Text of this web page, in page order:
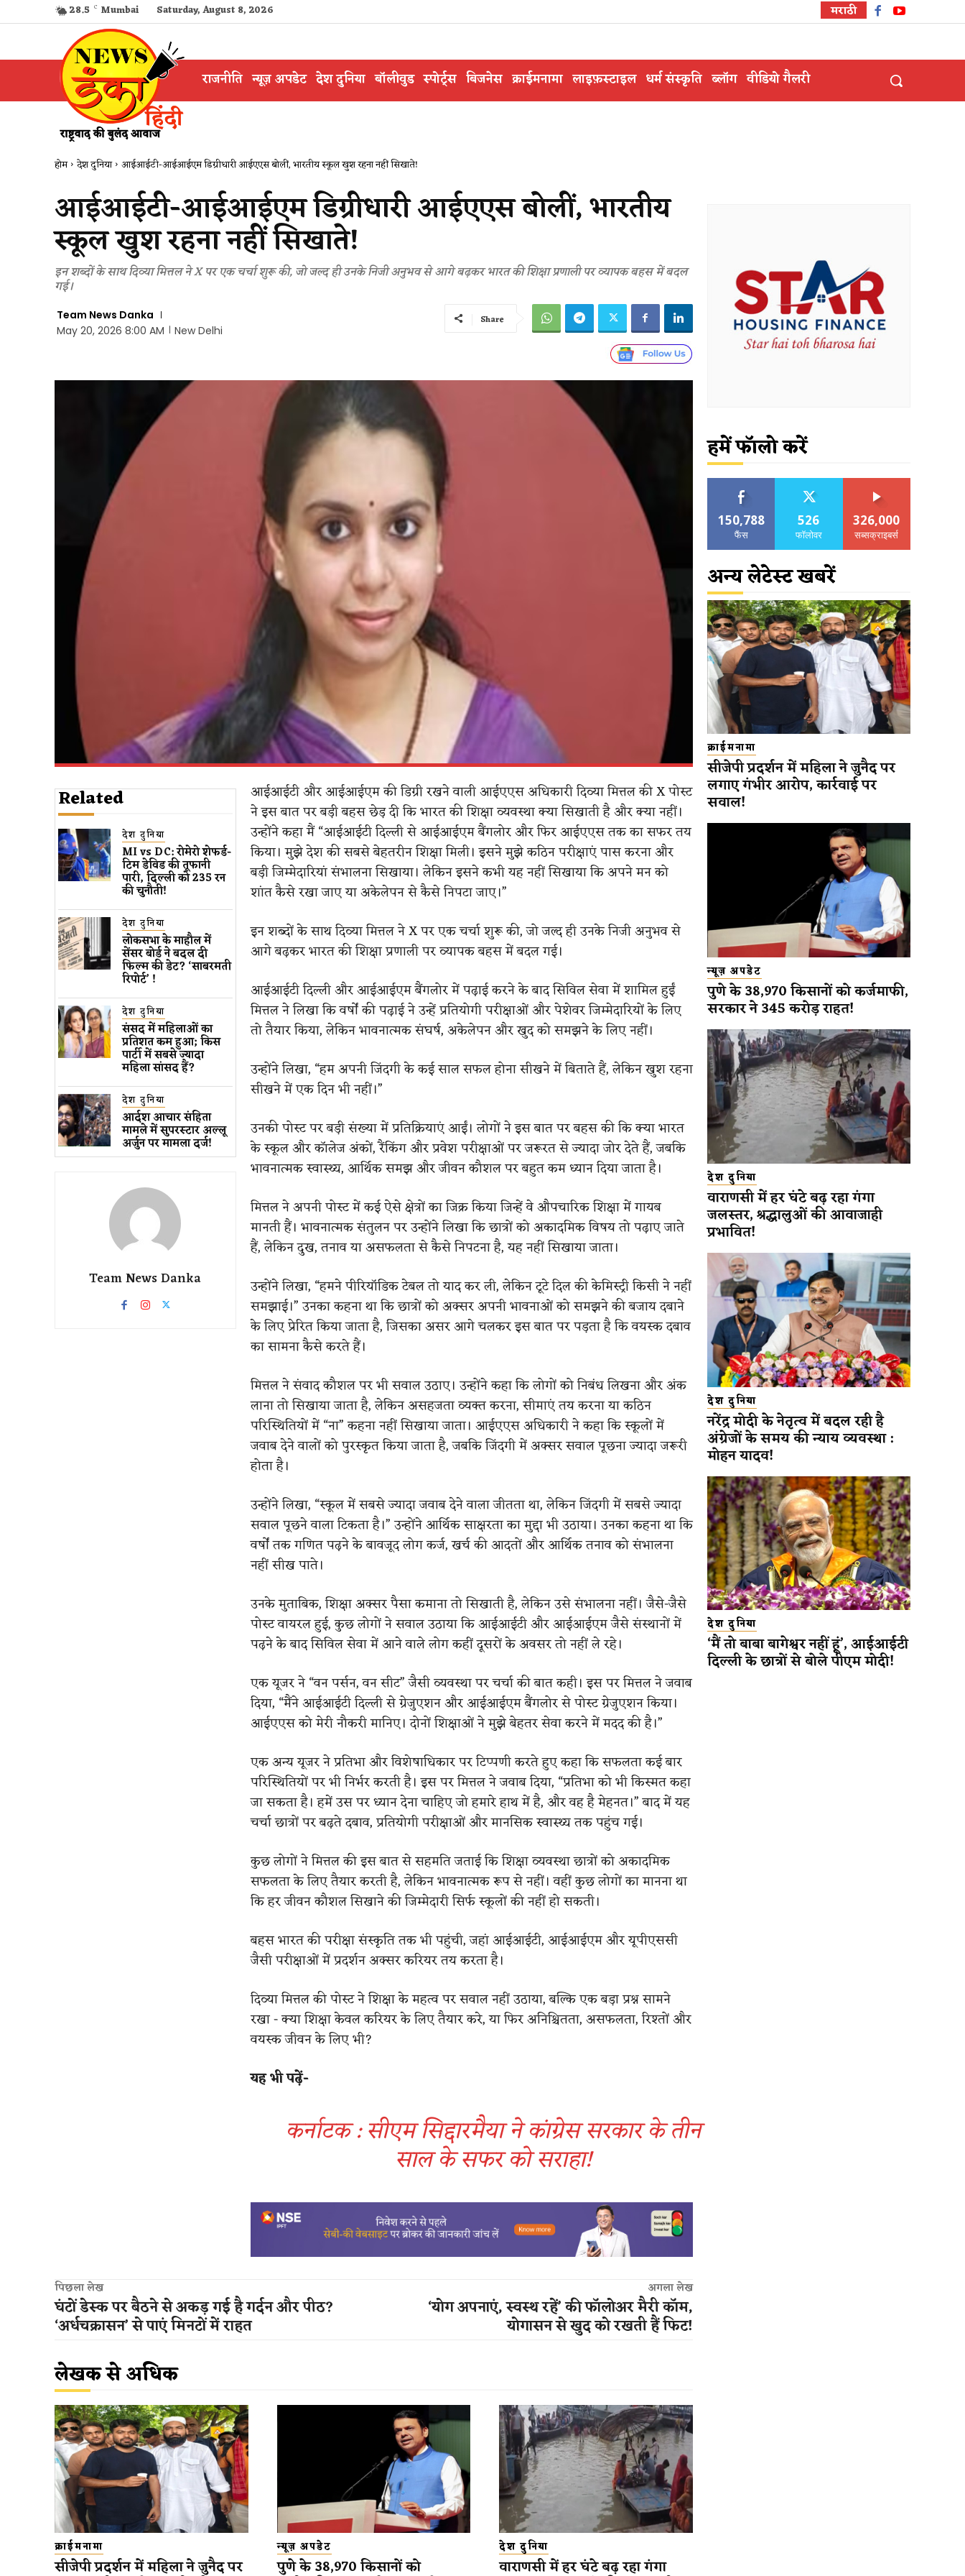
28.5 C Mumbai Saturday, August 8, 2026 मराठी
राजनीति न्यूज़ अपडेट देश दुनिया बॉलीवुड स्पोर्ट्स बिजनेस क्राईमनामा लाइफ़स्टाइल धर्म संस्कृति ब्लॉग वीडियो गैलरी
होम देश दुनिया आईआईटी-आईआईएम डिग्रीधारी आईएएस बोलीं, भारतीय स्कूल खुश रहना नहीं सिखाते!
आईआईटी-आईआईएम डिग्रीधारी आईएएस बोलीं, भारतीय
स्कूल खुश रहना नहीं सिखाते!
इन शब्दों के साथ दिव्या मित्तल ने X पर एक चर्चा शुरू की, जो जल्द ही उनके निजी अनुभव से आगे बढ़कर भारत की शिक्षा प्रणाली पर व्यापक बहस में बदल
गई।
Team News Danka
May 20, 2026 8:00 AM
New Delhi
Share
Related
देश दुनिया
MI vs DC: रोमेरो शेफर्ड-
टिम डेविड की तूफानी
पारी, दिल्ली को 235 रन
की चुनौती!
देश दुनिया
लोकसभा के माहौल में
सेंसर बोर्ड ने बदल दी
फिल्म की डेट? ‘साबरमती
रिपोर्ट’ !
देश दुनिया
संसद में महिलाओं का
प्रतिशत कम ​हुआ​; किस
पार्टी में सबसे ज्यादा
महिला सांसद हैं?
देश दुनिया
आर्दश आचार संहिता
मामले में सुपरस्टार अल्लू
अर्जुन पर मामला दर्ज!
Team News Danka
आईआईटी और आईआईएम की डिग्री रखने वाली आईएएस अधिकारीदिव्या​ मित्तलकी X पोस्ट
ने इस बात पर बड़ी बहस छेड़ दी कि भारत की शिक्षा व्यवस्था क्या सिखाती है और क्या नहीं।
उन्होंने कहा मैं“आईआईटी दिल्ली से आईआईएम बैंगलोर और फिर आईएएस तक का सफर तय
किया। मुझे देश की सबसे बेहतरीन शिक्षा मिली। इसने मुझे कठिन परीक्षाएं पास करना और
बड़ी जिम्मेदारियां संभालना सिखाया। लेकिन इसने कभी यह नहीं सिखाया कि अपने मन को
शांत कैसे रखा जाए या अकेलेपन से कैसे निपटा जाए।”
इन शब्दों के साथ दिव्या मित्तल ने X पर एक चर्चा शुरू की, जो जल्द ही उनके निजी अनुभव से
आगे बढ़कर भारत की शिक्षा प्रणाली पर व्यापक बहस में बदल गई।
आईआईटी दिल्ली और आईआईएम बैंगलोर में पढ़ाई करने के बाद सिविल सेवा में शामिल हुईं
मित्तल ने लिखा कि वर्षों की पढ़ाई ने उन्हें प्रतियोगी परीक्षाओं और पेशेवर जिम्मेदारियों के लिए
तो तैयार किया, लेकिन भावनात्मक संघर्ष, अकेलेपन और खुद को समझने के लिए नहीं।
उन्होंने लिखा, “हम अपनी जिंदगी के कई साल सफल होना सीखने में बिताते हैं, लेकिन खुश रहना
सीखने में एक दिन भी नहीं।”
उनकी पोस्ट पर बड़ी संख्या में प्रतिक्रियाएं आईं। लोगों ने इस बात पर बहस की कि क्या भारत
के स्कूल और कॉलेज अंकों, रैंकिंग और प्रवेश परीक्षाओं पर जरूरत से ज्यादा जोर देते हैं, जबकि
भावनात्मक स्वास्थ्य, आर्थिक समझ और जीवन कौशल पर बहुत कम ध्यान दिया जाता है।
मित्तल ने अपनी पोस्ट में कई ऐसे क्षेत्रों का जिक्र किया जिन्हें वे औपचारिक शिक्षा में गायब
मानती हैं। भावनात्मक संतुलन पर उन्होंने लिखा कि छात्रों को अकादमिक विषय तो पढ़ाए जाते
हैं, लेकिन दुख, तनाव या असफलता से कैसे निपटना है, यह नहीं सिखाया जाता।
उन्होंने लिखा, “हमने पीरियॉडिक टेबल तो याद कर ली, लेकिन टूटे दिल की केमिस्ट्री किसी ने नहीं
समझाई।”उनका कहना था कि छात्रों को अक्सर अपनी भावनाओं को समझने की बजाय दबाने
के लिए प्रेरित किया जाता है, जिसका असर आगे चलकर इस बात पर पड़ता है कि वयस्क दबाव
का सामना कैसे करते हैं।
मित्तल ने संवाद कौशल पर भी सवाल उठाए। उन्होंने कहा कि लोगों को निबंध लिखना और अंक
लाना तो सिखाया जाता है, लेकिन असहजता व्यक्त करना, सीमाएं तय करना या कठिन
परिस्थितियों में “ना” कहना नहीं सिखाया जाता। आईएएस अधिकारी ने कहा कि स्कूलों में
जवाब देने वालों को पुरस्कृत किया जाता है, जबकि जिंदगी में अक्सर सवाल पूछना ज्यादा जरूरी
होता है।
उन्होंने लिखा, “स्कूल में सबसे ज्यादा जवाब देने वाला जीतता था, लेकिन जिंदगी में सबसे ज्यादा
सवाल पूछने वाला टिकता है।”उन्होंने आर्थिक साक्षरता का मुद्दा भी उठाया। उनका कहना था कि
वर्षों तक गणित पढ़ने के बावजूद लोग कर्ज, खर्च की आदतों और आर्थिक तनाव को संभालना
नहीं सीख पाते।
उनके मुताबिक, शिक्षा अक्सर पैसा कमाना तो सिखाती है, लेकिन उसे संभालना नहीं।जैसे-जैसे
पोस्ट वायरल हुई, कुछ लोगों ने सवाल उठाया कि आईआईटी और आईआईएम जैसे संस्थानों में
पढ़ने के बाद सिविल सेवा में आने वाले लोग कहीं दूसरों के अवसर तो नहीं ले रहे।
एक यूजर ने “वन पर्सन, वन सीट” जैसी व्यवस्था पर चर्चा की बात कही।​इस पर मित्तल ने जवाब
दिया, “मैंने आईआईटी दिल्ली से ग्रेजुएशन और आईआईएम बैंगलोर से पोस्ट ग्रेजुएशन किया।
आईएएस को मेरी नौकरी मानिए। दोनों शिक्षाओं ने मुझे बेहतर सेवा करने में मदद की है।”
एक अन्य यूजर ने प्रतिभा और विशेषाधिकार पर टिप्पणी करते हुए कहा कि सफलता कई बार
परिस्थितियों पर भी निर्भर करती है।​इस पर मित्तल ने जवाब दिया, “प्रतिभा को भी किस्मत कहा
जा सकता है। हमें उस पर ध्यान देना चाहिए जो हमारे हाथ में है, और वह है मेहनत।”​बाद में यह
चर्चा छात्रों पर बढ़ते दबाव, प्रतियोगी परीक्षाओं और मानसिक स्वास्थ्य तक पहुंच गई।
कुछ लोगों ने मित्तल की इस बात से सहमति जताई कि शिक्षा व्यवस्था छात्रों को अकादमिक
सफलता के लिए तैयार करती है, लेकिन भावनात्मक रूप से नहीं। वहीं कुछ लोगों का मानना था
कि हर जीवन कौशल सिखाने की जिम्मेदारी सिर्फ स्कूलों की नहीं हो सकती।
बहस भारत की परीक्षा संस्कृति तक भी पहुंची, जहां आईआईटी, आईआईएम और यूपीएससी
जैसी परीक्षाओं में प्रदर्शन अक्सर करियर तय करता है।
दिव्या मित्तल की पोस्ट ने शिक्षा के महत्व पर सवाल नहीं उठाया, बल्कि एक बड़ा प्रश्न सामने
रखा​-क्या शिक्षा केवल करियर के लिए तैयार करे, या फिर अनिश्चितता, असफलता, रिश्तों और
वयस्क जीवन के लिए भी?
​यह भी पढ़ें-
कर्नाटक : सीएम सिद्दारमैया ने कांग्रेस सरकार के तीन
साल के सफर को सराहा!
पिछला लेख
घंटों डेस्क पर बैठने से अकड़ गई है गर्दन और पीठ?
‘अर्धचक्रासन’ से पाएं मिनटों में राहत
अगला लेख
‘योग अपनाएं, स्वस्थ रहें’ की फॉलोअर मैरी कॉम,
योगासन से खुद को रखती हैं फिट!
लेखक से अधिक
क्राईमनामा
सीजेपी प्रदर्शन में महिला ने जुनैद पर
न्यूज़ अपडेट
पुणे के 38,970 किसानों को
देश दुनिया
वाराणसी में हर घंटे बढ़ रहा गंगा
हमें फॉलो करें
150,788
फैंस
526
फॉलोवर
326,000
सब्सक्राइबर्स
अन्य लेटेस्ट खबरें
क्राईमनामा
सीजेपी प्रदर्शन में महिला ने जुनैद पर
लगाए गंभीर आरोप, कार्रवाई पर
सवाल!
न्यूज़ अपडेट
पुणे के 38,970 किसानों को कर्जमाफी,
सरकार ने 345 करोड़ राहत!
देश दुनिया
वाराणसी में हर घंटे बढ़ रहा गंगा
जलस्तर, श्रद्धालुओं की आवाजाही
प्रभावित!
देश दुनिया
नरेंद्र मोदी के नेतृत्व में बदल रही है
अंग्रेजों के समय की न्याय व्यवस्था :
मोहन यादव!
देश दुनिया
‘मैं तो बाबा बागेश्वर नहीं हूं’, आईआईटी
दिल्ली के छात्रों से बोले पीएम मोदी!